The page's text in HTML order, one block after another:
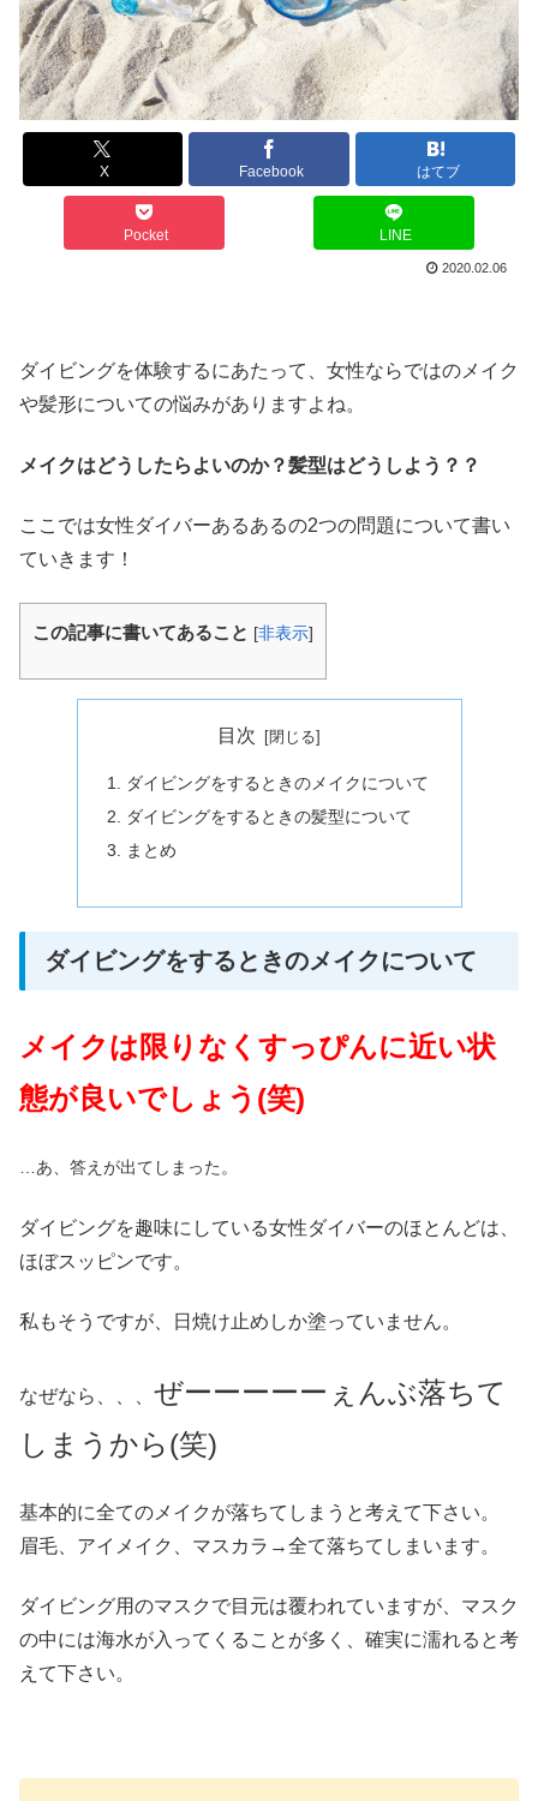
X Facebook はてブ
Pocket LINE
2020.02.06
ダイビングを体験するにあたって、女性ならではのメイク
や髪形についての悩みがありますよね。
メイクはどうしたらよいのか？髪型はどうしよう？？
ここでは女性ダイバーあるあるの2つの問題について書い
ていきます！
この記事に書いてあること [非表示]
目次
ダイビングをするときのメイクについて
ダイビングをするときの髪型について
まとめ
ダイビングをするときのメイクについて
メイクは限りなくすっぴんに近い状
態が良いでしょう(笑)
…あ、答えが出てしまった。
ダイビングを趣味にしている女性ダイバーのほとんどは、
ほぼスッピンです。
私もそうですが、日焼け止めしか塗っていません。
なぜなら、、、 ぜーーーーーぇんぶ落ちて
しまうから(笑)
基本的に全てのメイクが落ちてしまうと考えて下さい。
眉毛、アイメイク、マスカラ→全て落ちてしまいます。
ダイビング用のマスクで目元は覆われていますが、マスク
の中には海水が入ってくることが多く、確実に濡れると考
えて下さい。